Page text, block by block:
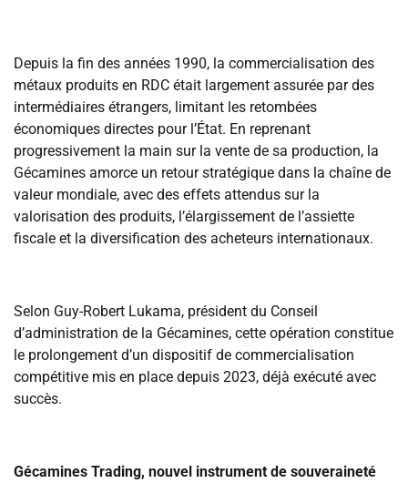
‎Depuis la fin des années 1990, la commercialisation des
métaux produits en RDC était largement assurée par des
intermédiaires étrangers, limitant les retombées
économiques directes pour l’État. En reprenant
progressivement la main sur la vente de sa production, la
Gécamines amorce un retour stratégique dans la chaîne de
valeur mondiale, avec des effets attendus sur la
valorisation des produits, l’élargissement de l’assiette
fiscale et la diversification des acheteurs internationaux.
‎Selon Guy-Robert Lukama, président du Conseil
d’administration de la Gécamines, cette opération constitue
le prolongement d’un dispositif de commercialisation
compétitive mis en place depuis 2023, déjà exécuté avec
succès.
‎Gécamines Trading, nouvel instrument de souveraineté